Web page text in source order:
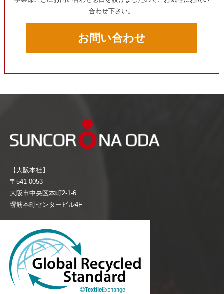
合わせ下さい。
お問い合わせ
【大阪本社】
〒541-0053
大阪市中央区本町2-1-6
堺筋本町センタービル4F